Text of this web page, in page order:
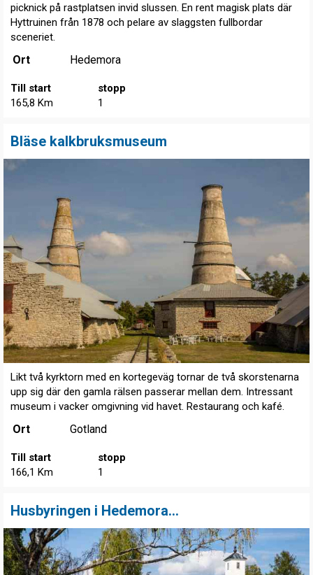
picknick på rastplatsen invid slussen. En rent magisk plats där
Hyttruinen från 1878 och pelare av slaggsten fullbordar
sceneriet.
Ort Hedemora
Till start
165,8 Km
stopp
1
Bläse kalkbruksmuseum
Likt två kyrktorn med en kortegeväg tornar de två skorstenarna
upp sig där den gamla rälsen passerar mellan dem. Intressant
museum i vacker omgivning vid havet. Restaurang och kafé.
Ort Gotland
Till start
166,1 Km
stopp
1
Husbyringen i Hedemora...